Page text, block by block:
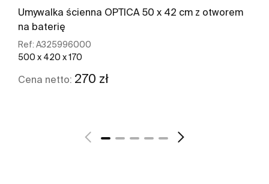
Umywalka ścienna OPTICA 50 x 42 cm z otworem
na baterię
Ref: A325996000
500 x 420 x 170
Cena netto: 270 zł